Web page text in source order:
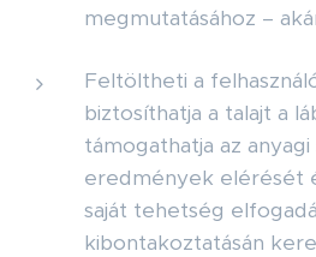
megmutatásához –
Feltöltheti a
biztosíthatja a talajt a
támogathatja az
eredmények elérését
saját tehetség
kibontakoztatásán